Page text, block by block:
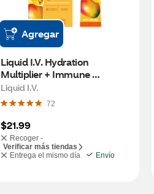
Agregar
Liquid I.V. Hydration
Multiplier + Immune
Support, Mango
Passionfruit, 10 CT
Liquid I.V.
72
$21.99
Recoger -
Verificar más tiendas
Entrega el mismo día
Envío